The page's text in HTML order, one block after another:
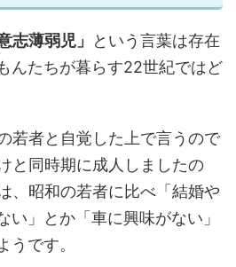
志薄弱児」
という言葉は存在
んたちが暮らす22世紀ではど
若者と自覚した上で言うので
と同時期に成人しましたの
、昭和の若者に比べ「結婚や
い」とか「車に興味がない」
うです。